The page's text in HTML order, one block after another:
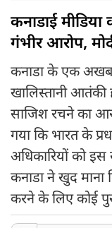
कनाडाई
गंभीर आरोप,
कनाडा के एक
खालिस्तानी आतंकी
साजिश रचने का
गया कि भारत के
अधिकारियों को इस
कनाडा ने खुद
करने के लिए कोई